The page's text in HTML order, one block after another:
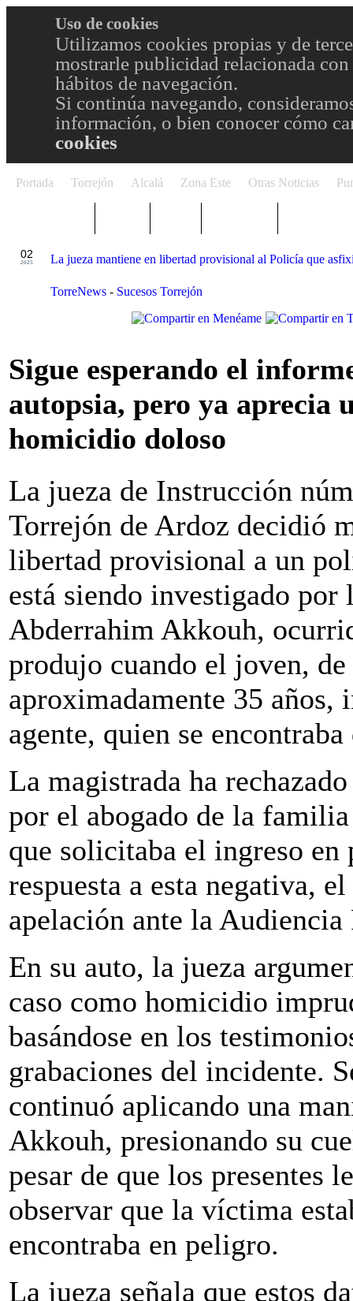
Uso de cookies
Utilizamos cookies propias y de
mostrarle publicidad relacionada
hábitos de navegación.
Si continúa navegando,
información, o bien conocer cómo
cookies
Portada Torrejón Alcalá Zona Este Otras Noticias
02
2025 La jueza mantiene en libertad provisional al Policía que
TorreNews - Sucesos Torrejón
Sigue esperando el
autopsia, pero ya aprecia
homicidio doloso
La jueza de Instrucción
Torrejón de Ardoz decidió
libertad provisional a un
está siendo investigado
Abderrahim Akkouh,
produjo cuando el joven,
aproximadamente 35
agente, quien se
La magistrada ha
por el abogado de la
que solicitaba el ingreso
respuesta a esta negativa,
apelación ante la
En su auto, la jueza
caso como homicidio
basándose en los
grabaciones del incidente.
continuó aplicando una
Akkouh, presionando su
pesar de que los presentes
observar que la víctima
encontraba en peligro.
La jueza señala que estos